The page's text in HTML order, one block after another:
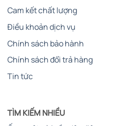
Cam kết chất lượng
Điều khoản dịch vụ
Chính sách bảo hành
Chính sách đổi trả hàng
Tin tức
TÌM KIẾM NHIỀU